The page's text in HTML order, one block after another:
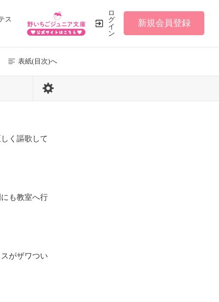
ス
ロ
グ
イ
ン
新規会員登録
表紙(目次)へ
172 / 316
く謳歌して
も教室へ行
がザワつい